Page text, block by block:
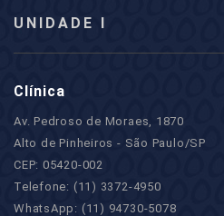
UNIDADE I
Clínica
Av. Pedroso de Moraes, 1870
Alto de Pinheiros - São Paulo/SP
CEP: 05420-002
Telefone: (11) 3372-4950
WhatsApp: (11) 94730-5078